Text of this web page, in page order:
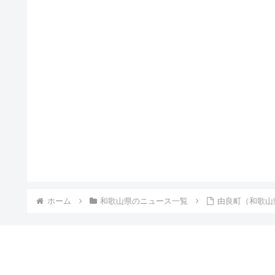
ホーム 和歌山県のニュース一覧 由良町（和歌